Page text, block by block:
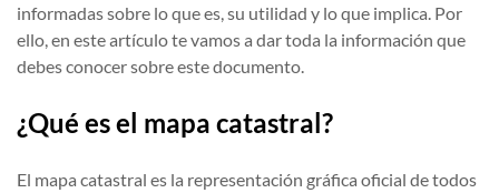
informadas sobre lo que es, su utilidad y lo que implica. Por
ello, en este artículo te vamos a dar toda la información que
debes conocer sobre este documento.
¿Qué es el mapa catastral?
El mapa catastral es la representación gráfica oficial de todos